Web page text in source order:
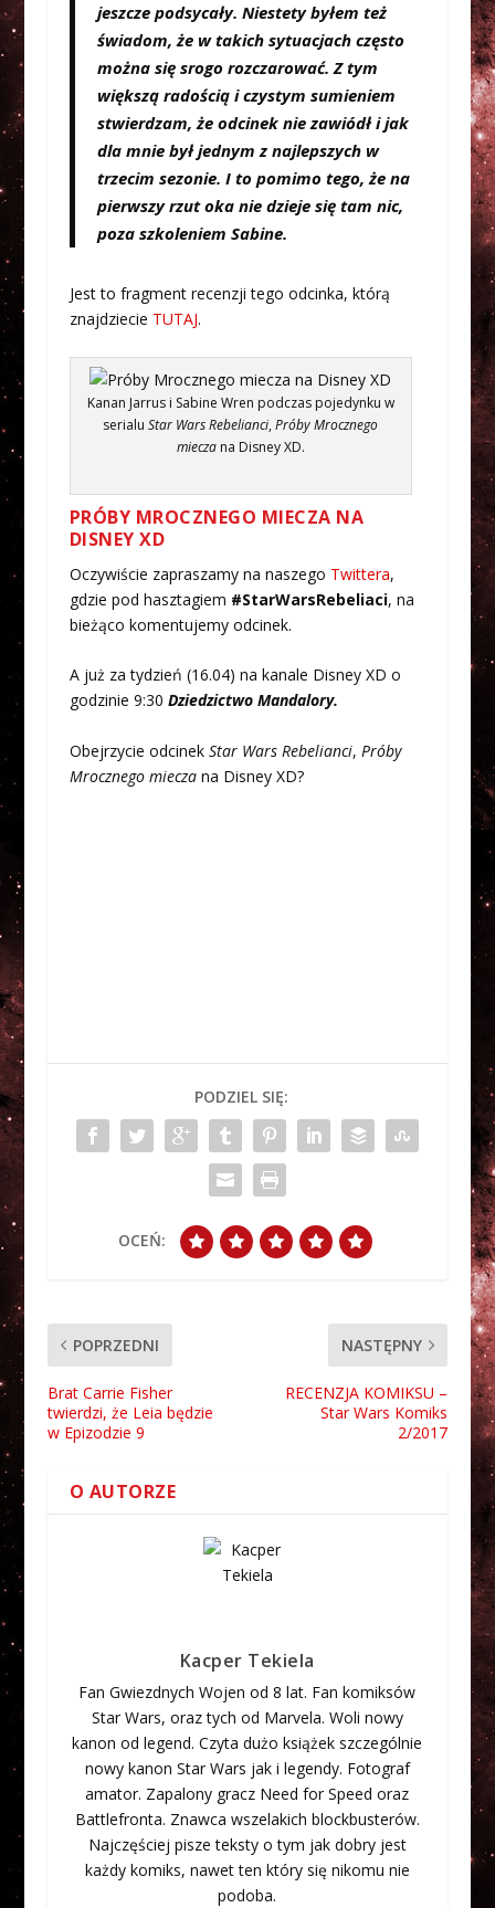
jeszcze podsycały. Niestety byłem też
świadom, że w takich sytuacjach często
można się srogo rozczarować. Z tym
większą radością i czystym sumieniem
stwierdzam, że odcinek nie zawiódł i jak
dla mnie był jednym z najlepszych w
trzecim sezonie. I to pomimo tego, że na
pierwszy rzut oka nie dzieje się tam nic,
poza szkoleniem Sabine.
Jest to fragment recenzji tego odcinka, którą
znajdziecie TUTAJ.
Kanan Jarrus i Sabine Wren podczas pojedynku w
serialuStar Wars Rebelianci,Próby Mrocznego
mieczana Disney XD.
PRÓBY MROCZNEGO MIECZA NA
DISNEY XD
Oczywiście zapraszamy na naszego Twittera,
gdzie pod hasztagiem #StarWarsRebeliaci, na
bieżąco komentujemy odcinek.
A już za tydzień (16.04) na kanale Disney XD o
godzinie 9:30 Dziedzictwo Mandalory.
Obejrzycie odcinek Star Wars Rebelianci, Próby
Mrocznego mieczana Disney XD?
PODZIEL SIĘ:
OCEŃ:
POPRZEDNI
Brat Carrie Fisher
twierdzi, że Leia będzie
w Epizodzie 9
NASTĘPNY
RECENZJA KOMIKSU –
Star Wars Komiks
2/2017
O AUTORZE
Kacper Tekiela
Fan Gwiezdnych Wojen od 8 lat. Fan komiksów
Star Wars, oraz tych od Marvela. Woli nowy
kanon od legend. Czyta dużo książek szczególnie
nowy kanon Star Wars jak i legendy. Fotograf
amator. Zapalony gracz Need for Speed oraz
Battlefronta. Znawca wszelakich blockbusterów.
Najczęściej pisze teksty o tym jak dobry jest
każdy komiks, nawet ten który się nikomu nie
podoba.